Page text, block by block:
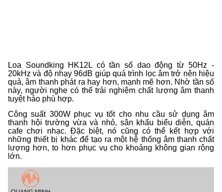
Loa Soundking HK12L có tần số dao động từ 50Hz -
20kHz và độ nhạy 96dB giúp quá trình lọc âm trở nên hiệu
quả, âm thanh phát ra hay hơn, mạnh mẽ hơn. Nhờ tần số
này, người nghe có thể trải nghiệm chất lượng âm thanh
tuyệt hảo phù hợp.
Công suất 300W phục vụ tốt cho nhu cầu sử dụng âm
thanh hội trường vừa và nhỏ, sân khấu biểu diễn, quán
cafe chơi nhạc. Đặc biệt, nó cũng có thể kết hợp với
những thiết bị khác để tạo ra một hệ thống âm thanh chất
lượng hơn, to hơn phục vụ cho khoảng không gian rộng
lớn.